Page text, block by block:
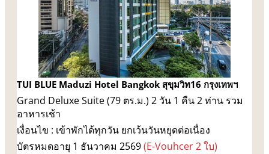
TUI BLUE Maduzi Hotel Bangkok สุขุมวิท16 กรุงเทพฯ
Grand Deluxe Suite (79 ตร.ม.) 2 วัน 1 คืน 2 ท่าน รวม
อาหารเช้า
เงื่อนไข : เข้าพักได้ทุกวัน ยกเว้นวันหยุดต่อเนื่อง
บัตรหมดอายุ 1 ธันวาคม 2569(E-Vouhcer 2 ใบ)